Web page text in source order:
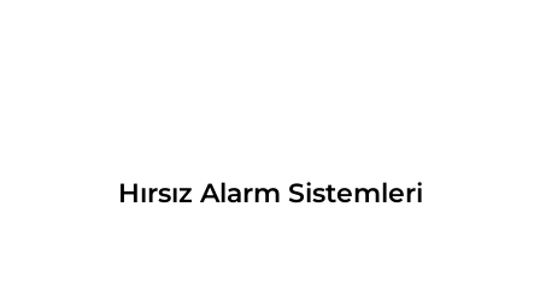
Hırsız Alarm Sistemleri